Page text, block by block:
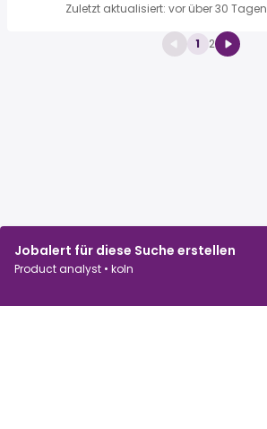
Jobalert für diese Suche erstellen
Product analyst • koln
Zuletzt aktualisiert: vor über 30 Tagen
1 2